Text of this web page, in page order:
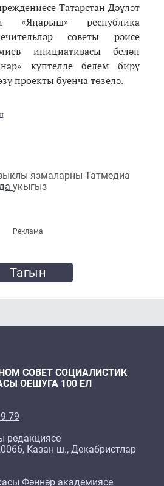
Татарстан Дәүләт
«Яңарыш» республика
советы рәисе
инициативасы белән
күптелле белем бирү
проекты буенча төзелә.
язмаларны Татмедиа
укыгыз
Реклама
Тагын
СОВЕТ СОЦИАЛИСТИК
ОЕШУГА 100 ЕЛ
79
редакциясе
Казан ш., Декабристлар
Фәннәр академиясе